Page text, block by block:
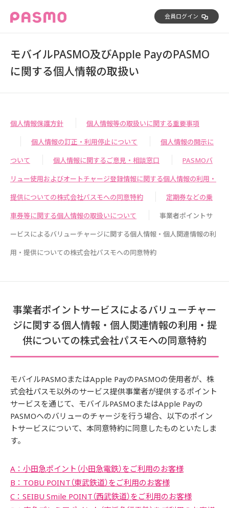
会員ログイン
モバイルPASMO及びApple PayのPASMO
に関する個人情報の取扱い
個人情報保護方針
個人情報等の取扱いに関する重要事項
個人情報の訂正・利用停止について
個人情報の開示に
ついて
個人情報に関するご意見・相談窓口
PASMOバ
リュー使用およびオートチャージ登録情報に関する個人情報の利用・
提供についての株式会社パスモへの同意特約
定期券などの乗
車券等に関する個人情報の取扱いについて
事業者ポイントサ
ービスによるバリューチャージに関する個人情報・個人関連情報の利
用・提供についての株式会社パスモへの同意特約
事業者ポイントサービスによるバリューチャー
ジに関する個人情報・個人関連情報の利用・提
供についての株式会社パスモへの同意特約
モバイルPASMOまたはApple PayのPASMOの使用者が、株
式会社パスモ以外のサービス提供事業者が提供するポイント
サービスを通じて、モバイルPASMOまたはApple Payの
PASMOへのバリューのチャージを行う場合、以下のポイン
トサービスについて、本同意特約に同意したものといたしま
す。
A：小田急ポイント（小田急電鉄）をご利用のお客様
B：TOBU POINT（東武鉄道）をご利用のお客様
C：SEIBU Smile POINT（西武鉄道）をご利用のお客様